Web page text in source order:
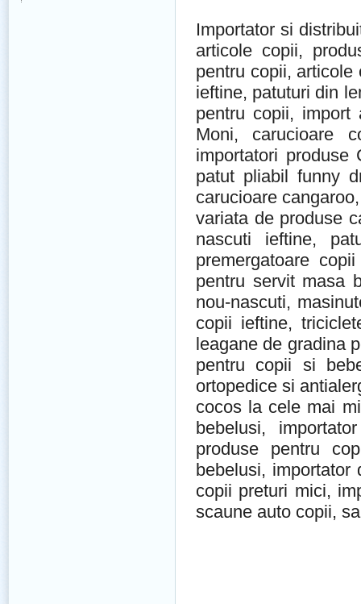
Importator si
articole copii,
pentru copii,
ieftine, patuturi din
pentru copii, import
Moni, carucioare
importatori produse
patut pliabil funny
carucioare
variata de produse
nascuti ieftine,
premergatoare
pentru servit masa
nou-nascuti,
copii ieftine,
leagane de gradina
pentru copii si
ortopedice si
cocos la cele mai
bebelusi,
produse pentru
bebelusi, importator
copii preturi mici,
scaune auto copii,